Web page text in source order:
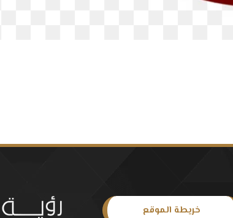
خريطة الموقع